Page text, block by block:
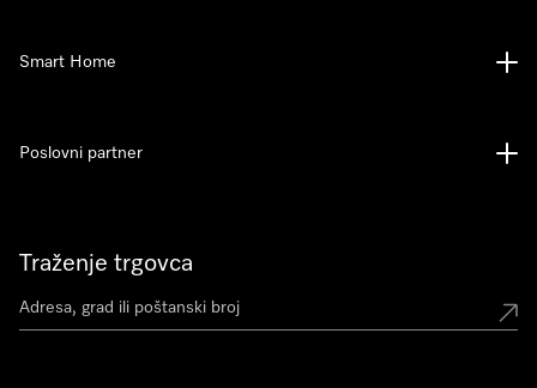
Traženje trgovca
Smart Home
Poslovni partner